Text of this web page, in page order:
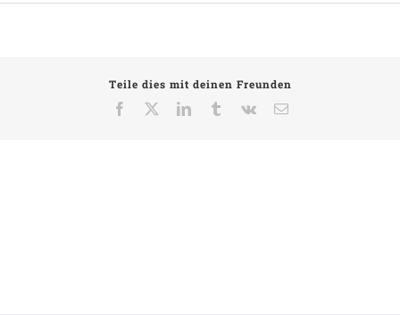
str
Teile dies mit deinen Freunden
Facebook
LinkedInTumblrVk
E-